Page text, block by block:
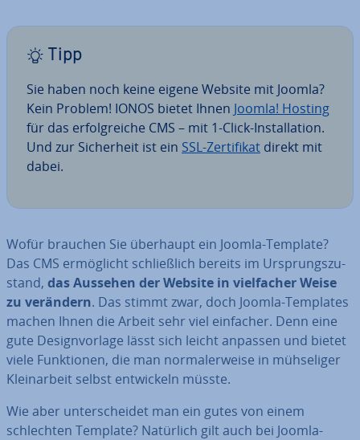
Tipp
Sie haben noch keine eigene Website mit Joomla?
Kein Problem! IONOS bietet Ihnen Joomla! Hosting
für das er­folg­rei­che CMS – mit 1-Click-In­stal­la­ti­on.
Und zur Si­cher­heit ist ein SSL-Zer­ti­fi­kat direkt mit
dabei.
Wofür brauchen Sie überhaupt ein Joomla-Template?
Das CMS er­mög­licht schließ­lich bereits im Ur­sprungs­zu­
stand, das Aussehen der Website in viel­fa­cher Weise
zu verändern. Das stimmt zwar, doch Joomla-Templates
machen Ihnen die Arbeit sehr viel einfacher. Denn eine
gute De­sign­vor­la­ge lässt sich leicht anpassen und bietet
viele Funk­tio­nen, die man nor­ma­ler­wei­se in müh­se­li­ger
Klein­ar­beit selbst ent­wi­ckeln müsste.
Wie aber un­ter­schei­det man ein gutes von einem
schlech­ten Template? Natürlich gilt auch bei Joomla-